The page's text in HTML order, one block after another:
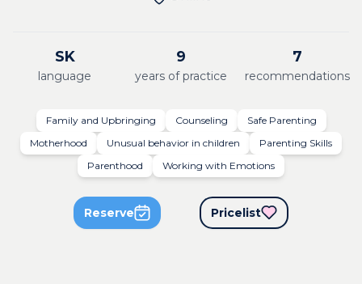
SK
language
9
years of practice
7
recommendations
Family and Upbringing Counseling
Safe Parenting
Motherhood
Unusual behavior in children
Parenting Skills
Parenthood
Working with Emotions
Reserve Pricelist